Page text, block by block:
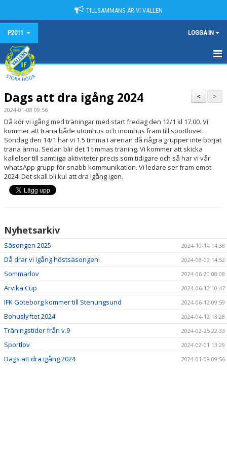
TILLSAMMANS ÄR VI VALLEN
P2011 LOGGA IN
HEM
NYHETER
KALENDER
MATCHER
TRUPPEN
BILDGALLERI
DOKUMENT
KONTAKT
>
<
Dags att dra igång 2024
2024-01-08 09:56
Då kör vi igång med träningar med start fredag den 12/1 kl 17.00. Vi
kommer att träna både utomhus och inomhus fram till sportlovet.
Söndag den 14/1 har vi 1.5 timma i arenan då några grupper inte börjat
träna ännu. Sedan blir det 1 timmas träning. Vi kommer att skicka
kallelser till samtliga aktiviteter precis som tidigare och så har vi vår
whatsApp grupp för snabb kommunikation. Vi ledare ser fram emot
2024! Det skall bli kul att dra igång igen.
Nyhetsarkiv
Säsongen 2025 2024-10-14 14:38
Då drar vi igång höstsäsongen! 2024-08-09 14:52
Sommarlov 2024-06-20 08:08
Arvika Cup 2024-06-12 10:47
IFK Göteborg kommer till Stenungsund 2024-06-12 09:59
Bohuslyftet 2024 2024-04-12 13:28
Träningstider från v.9 2024-02-25 22:33
Sportlov 2024-02-01 13:29
Dags att dra igång 2024 2024-01-08 09:56